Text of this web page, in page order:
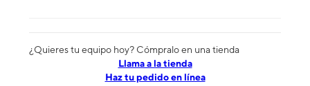
¿Quieres tu equipo hoy? Cómpralo en una tienda
​​​​​​​Llama a la tienda
Haz tu pedido en línea